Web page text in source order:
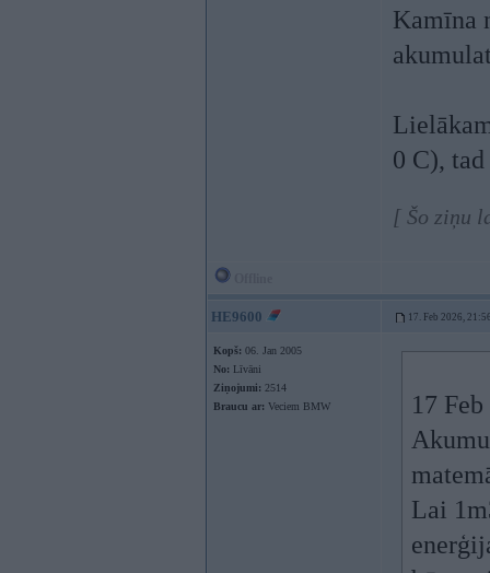
Kamīna
0 C),
[ Šo ziņu
HE9600 17. Feb 2026,
Kopš: 06. Jan 2005
No: Līvāni
Ziņojumi: 2514
Braucu ar: Veciem BMW
17
Lai